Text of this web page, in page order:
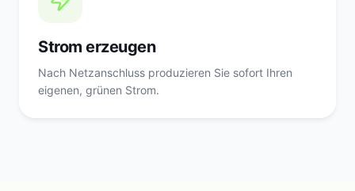
Strom erzeugen
Nach Netzanschluss produzieren Sie sofort Ihren
eigenen, grünen Strom.